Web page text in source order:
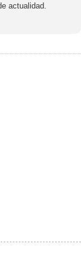
actualidad.